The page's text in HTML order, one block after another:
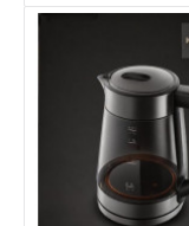
Gazan
KORKMAZ
Глубокая
18х9,3 см /